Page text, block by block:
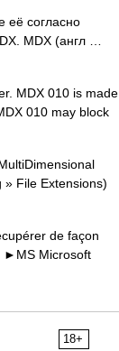
её согласно
MDX (англ …
MDX 010 is made
010 may block
» File Extensions)
de façon
►MS Microsoft
18+